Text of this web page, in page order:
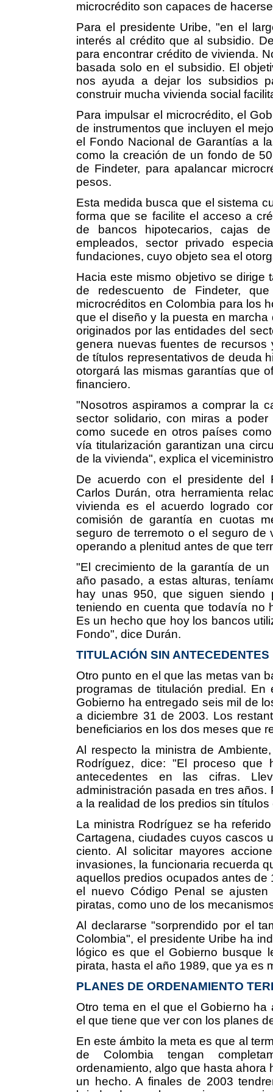
microcrédito son capaces de
Para el presidente Uribe, "en el
interés al crédito que al subsidio.
para encontrar crédito de vivienda.
basada solo en el subsidio. El
nos ayuda a dejar los subsidios
construir mucha vivienda social
Para impulsar el microcrédito, el
de instrumentos que incluyen el
el Fondo Nacional de Garantías a
como la creación de un fondo de
de Findeter, para apalancar
pesos.
Esta medida busca que el sistema
forma que se facilite el acceso a
de bancos hipotecarios, cajas
empleados, sector privado
fundaciones, cuyo objeto sea el
Hacia este mismo objetivo se dirige
de redescuento de Findeter,
microcréditos en Colombia para los
que el diseño y la puesta en
originados por las entidades del
genera nuevas fuentes de
de títulos representativos de deuda
otorgará las mismas garantías que
financiero.
"Nosotros aspiramos a comprar la
sector solidario, con miras a
como sucede en otros países
vía titularización garantizan una
de la vivienda", explica el
De acuerdo con el presidente del
Carlos Durán, otra herramienta
vivienda es el acuerdo logrado
comisión de garantía en cuotas
seguro de terremoto o el seguro de
operando a plenitud antes de que
"El crecimiento de la garantía de
año pasado, a estas alturas,
hay unas 950, que siguen siendo
teniendo en cuenta que todavía no
Es un hecho que hoy los bancos
Fondo", dice Durán.
TITULACIÓN SIN ANTECEDENTES
Otro punto en el que las metas van
programas de titulación predial.
Gobierno ha entregado seis mil de
a diciembre 31 de 2003. Los
beneficiarios en los dos meses que
Al respecto la ministra de
Rodríguez, dice: "El proceso que
antecedentes en las cifras.
administración pasada en tres
a la realidad de los predios sin
La ministra Rodríguez se ha
Cartagena, ciudades cuyos cascos
ciento. Al solicitar mayores
invasiones, la funcionaria recuerda
aquellos predios ocupados antes
el nuevo Código Penal se
piratas, como uno de los
Al declararse "sorprendido por el
Colombia", el presidente Uribe ha
lógico es que el Gobierno busque
pirata, hasta el año 1989, que ya es
PLANES DE ORDENAMIENTO
Otro tema en el que el Gobierno
el que tiene que ver con los planes
En este ámbito la meta es que al
de Colombia tengan
ordenamiento, algo que hasta ahora
un hecho. A finales de 2003